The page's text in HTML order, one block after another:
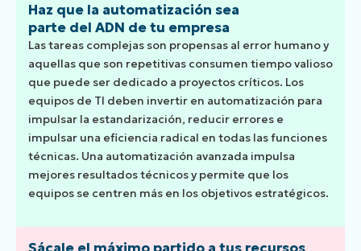
Haz que la automatización sea
parte del ADN de tu empresa
Las tareas complejas son propensas al error humano y
aquellas que son repetitivas consumen tiempo valioso
que puede ser dedicado a proyectos críticos. Los
equipos de TI deben invertir en automatización para
impulsar la estandarización, reducir errores e
impulsar una eficiencia radical en todas las funciones
técnicas. Una automatización avanzada impulsa
mejores resultados técnicos y permite que los
equipos se centren más en los objetivos estratégicos.
Sácale el máximo partido a tus recursos